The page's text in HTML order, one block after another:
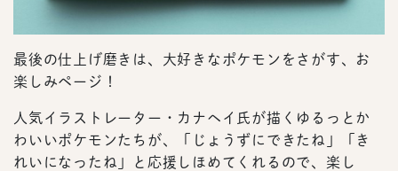
最後の仕上げ磨きは、大好きなポケモンをさがす、お
楽しみページ！
人気イラストレーター・カナヘイ氏が描くゆるっとか
わいいポケモンたちが、「じょうずにできたね」「き
れいになったね」と応援しほめてくれるので、楽し